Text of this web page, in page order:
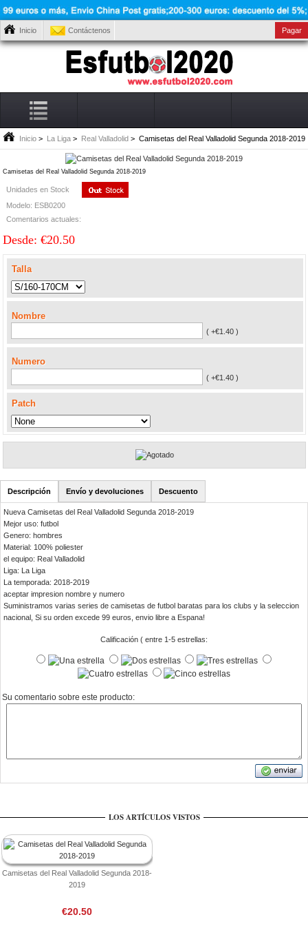
Inicio Contáctenos Pagar
Inicio > La Liga > Real Valladolid > Camisetas del Real Valladolid Segunda 2018-2019
Camisetas del Real Valladolid Segunda 2018-2019
Unidades en Stock
Modelo: ESB0200
Comentarios actuales:
Desde: €20.50
Talla
Nombre
( +€1.40 )
Numero
( +€1.40 )
Patch
Descripción Envío y devoluciones Descuento
Nueva Camisetas del Real Valladolid Segunda 2018-2019
Mejor uso: futbol
Genero: hombres
Material: 100% poliester
el equipo: Real Valladolid
Liga: La Liga
La temporada: 2018-2019
aceptar impresion nombre y numero
Suministramos varias series de camisetas de futbol baratas para los clubs y la seleccion
nacional, Si su orden excede 99 euros, envio libre a Espana!
Calificación ( entre 1-5 estrellas:
Su comentario sobre este producto:
LOS ARTÍCULOS VISTOS
Camisetas del Real Valladolid Segunda 2018-
2019
€20.50